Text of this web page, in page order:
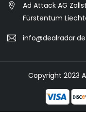
Ad Attack AG
Fürstentum
info@dealradar.de
Copyright 2023